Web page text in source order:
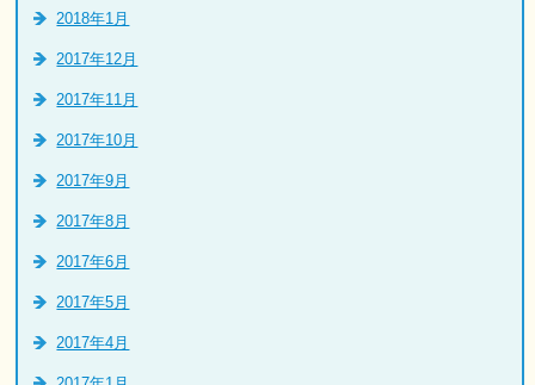
2018年1月
2017年12月
2017年11月
2017年10月
2017年9月
2017年8月
2017年6月
2017年5月
2017年4月